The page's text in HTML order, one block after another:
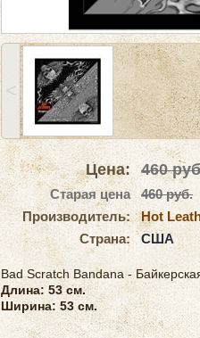
˂
Цена: 460
Старая цена
460 руб.
Производитель:
Hot
Страна:
США
Bad Scratch Bandana -
Длина: 53 см.
Ширина: 53 см.